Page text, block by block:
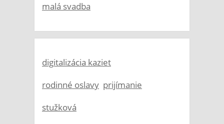
malá svadba
digitalizácia kaziet
rodinné oslavy prijímanie
stužková